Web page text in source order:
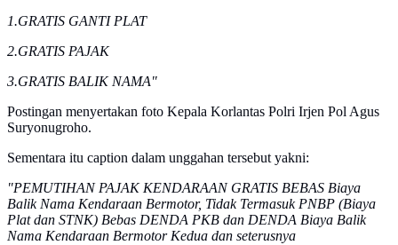
1.GRATIS GANTI PLAT
2.GRATIS PAJAK
3.GRATIS BALIK NAMA"
Postingan menyertakan foto Kepala Korlantas Polri Irjen Pol Agus
Suryonugroho.
Sementara itu caption dalam unggahan tersebut yakni:
"PEMUTIHAN PAJAK KENDARAAN GRATIS BEBAS Biaya
Balik Nama Kendaraan Bermotor, Tidak Termasuk PNBP (Biaya
Plat dan STNK) Bebas DENDA PKB dan DENDA Biaya Balik
Nama Kendaraan Bermotor Kedua dan seterusnya